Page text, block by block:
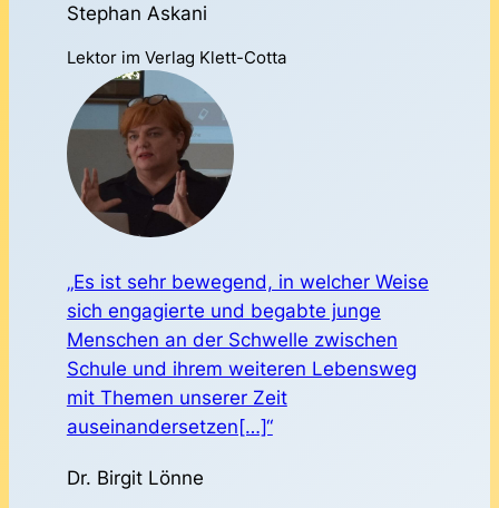
Stephan Askani
Lektor im Verlag Klett-Cotta
„Es ist sehr bewegend, in welcher Weise
sich engagierte und begabte junge
Menschen an der Schwelle zwischen
Schule und ihrem weiteren Lebensweg
mit Themen unserer Zeit
auseinandersetzen[…]“
Dr. Birgit Lönne